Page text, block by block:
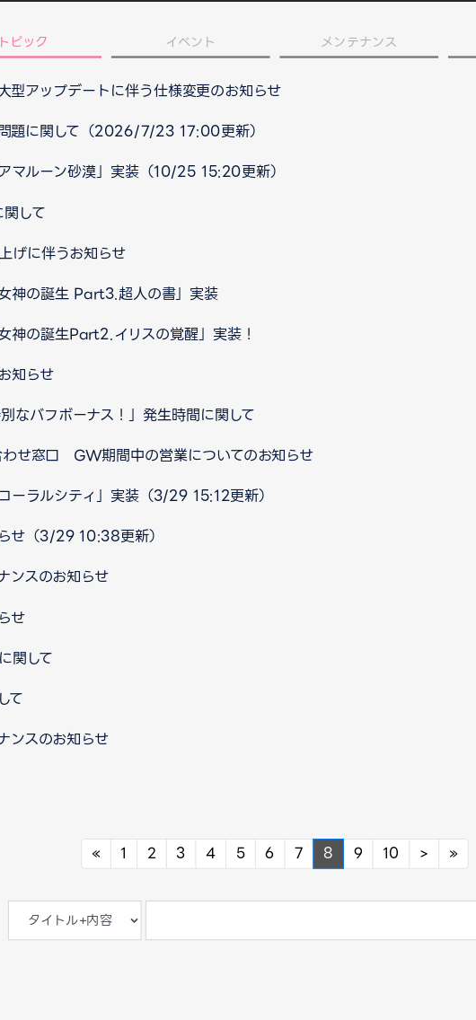
トピック イベント メンテナンス
アップデートに伴う仕様変更のお知らせ
題に関して（2026/7/23 17:00更新）
マルーン砂漠」実装（10/25 15:20更新）
して
げに伴うお知らせ
神の誕生 Part3.超人の書」実装
神の誕生Part2.イリスの覚醒」実装！
知らせ
なバフボーナス！」発生時間に関して
せ窓口 GW期間中の営業についてのお知らせ
ーラルシティ」実装（3/29 15:12更新）
せ（3/29 10:38更新）
ンスのお知らせ
せ
関して
て
ンスのお知らせ
« Previous
1 2 3 4 5 6 7 8 9 10 > Next
»